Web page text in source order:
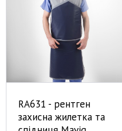
RA631 - рентген
захисна жилетка та